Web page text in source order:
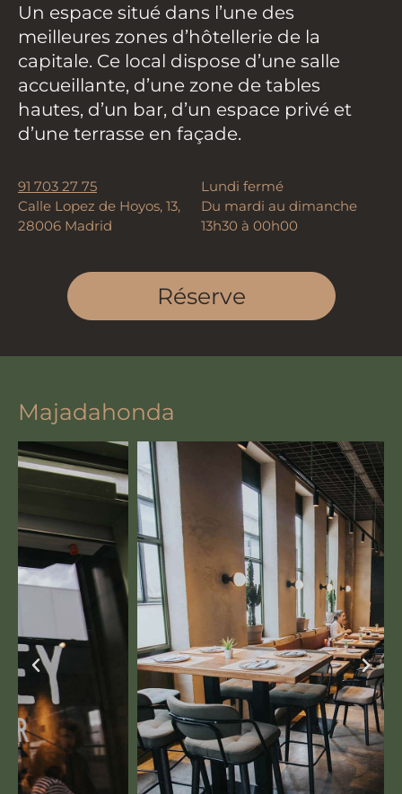
Un espace situé dans l’une des
meilleures zones d’hôtellerie de la
capitale. Ce local dispose d’une salle
accueillante, d’une zone de tables
hautes, d’un bar, d’un espace privé et
d’une terrasse en façade.
91 703 27 75
Calle Lopez de Hoyos, 13,
28006 Madrid
Lundi fermé
Du mardi au dimanche
13h30 à 00h00
Réserve
Majadahonda